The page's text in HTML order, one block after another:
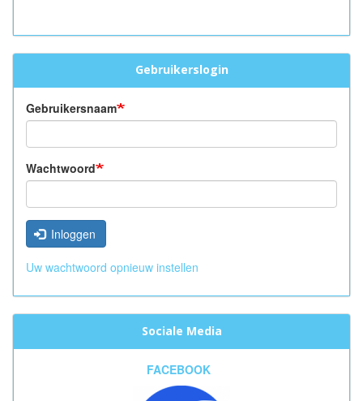
Gebruikerslogin
Gebruikersnaam
Wachtwoord
Inloggen
Uw wachtwoord opnieuw instellen
Sociale Media
FACEBOOK